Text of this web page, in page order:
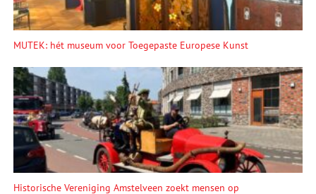
MUTEK: hét museum voor Toegepaste Europese Kunst
Historische Vereniging Amstelveen zoekt mensen op